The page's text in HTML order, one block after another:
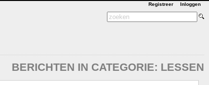
Registreer Inloggen
BERICHTEN IN CATEGORIE: LESSEN